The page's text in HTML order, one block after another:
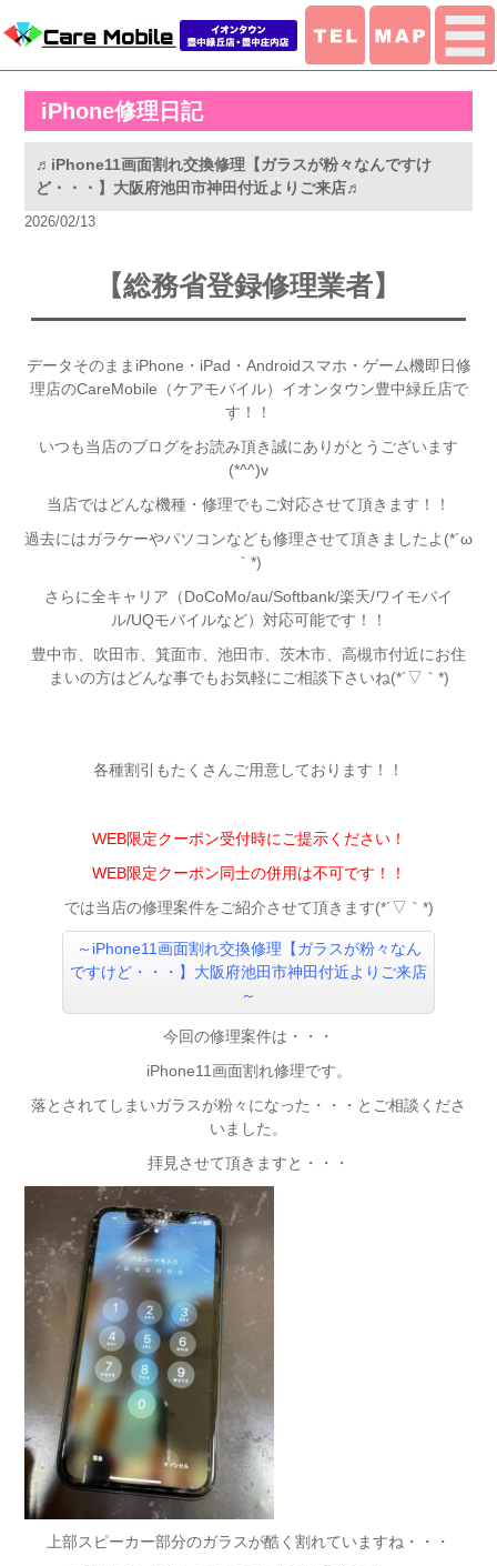
iPhone修理日記
♬iPhone11画面割れ交換修理【ガラスが粉々なんですけ
ど・・・】大阪府池田市神田付近よりご来店♬
2026/02/13
【総務省登録修理業者】
データそのままiPhone・iPad・Androidスマホ・ゲーム機即日修
理店のCareMobile（ケアモバイル）イオンタウン豊中緑丘店で
す！！
いつも当店のブログをお読み頂き誠にありがとうございます
(*^^)v
当店ではどんな機種・修理でもご対応させて頂きます！！
過去にはガラケーやパソコンなども修理させて頂きましたよ(*´ω
｀*)
さらに全キャリア（DoCoMo/au/Softbank/楽天/ワイモバイ
ル/UQモバイルなど）対応可能です！！
豊中市、吹田市、箕面市、池田市、茨木市、高槻市付近にお住
まいの方はどんな事でもお気軽にご相談下さいね(*´▽｀*)
各種割引もたくさんご用意しております！！
WEB限定クーポン受付時にご提示ください！
WEB限定クーポン同士の併用は不可です！！
では当店の修理案件をご紹介させて頂きます(*´▽｀*)
～iPhone11画面割れ交換修理【ガラスが粉々なん
ですけど・・・】大阪府池田市神田付近よりご来店
～
今回の修理案件は・・・
iPhone11画面割れ修理です。
落とされてしまいガラスが粉々になった・・・とご相談くださ
いました。
拝見させて頂きますと・・・
上部スピーカー部分のガラスが酷く割れていますね・・・